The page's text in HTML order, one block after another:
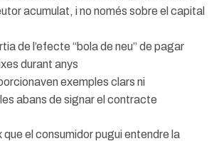
acumulat, i no només sobre el capital
de l’efecte “bola de neu” de pagar
durant anys
exemples clars ni
abans de signar el contracte
el consumidor pugui entendre la